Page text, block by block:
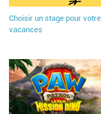
Choisir un stage pour
vacances